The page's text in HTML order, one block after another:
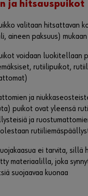
ja hitsauspuikot
valitaan hitsattavan
aineen paksuus) mukaan
voidaan luokitellaan
rutiilipuikot,
ja
puikot ovat yleensä
ja
ei tarvita, sillä
materiaalilla, joka
suojaavaa kuonaa